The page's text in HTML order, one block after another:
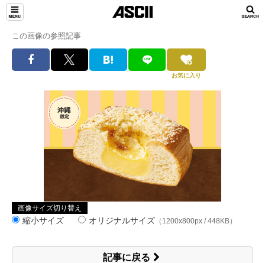
この画像の参照記事
お気に入り
画像サイズ切り替え
縮小サイズ オリジナルサイズ （1200x800px / 448KB）
記事に戻る